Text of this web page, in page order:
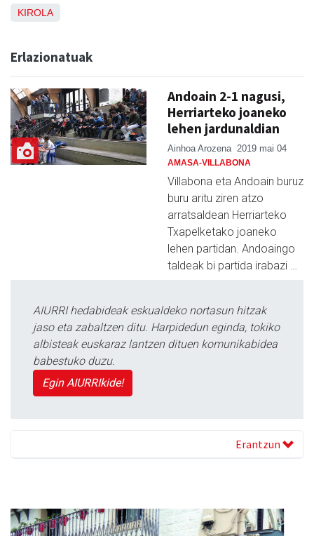
KIROLA
Erlazionatuak
Andoain 2-1 nagusi,
Herriarteko joaneko
lehen jardunaldian
Ainhoa Arozena 2019 mai 04
AMASA-VILLABONA
Villabona eta Andoain buruz
buru aritu ziren atzo
arratsaldean Herriarteko
Txapelketako joaneko
lehen partidan. Andoaingo
taldeak bi partida irabazi …
AIURRI hedabideak eskualdeko nortasun hitzak
jaso eta zabaltzen ditu. Harpidedun eginda, tokiko
albisteak euskaraz lantzen dituen komunikabidea
babestuko duzu.
Egin AIURRIkide!
Erantzun